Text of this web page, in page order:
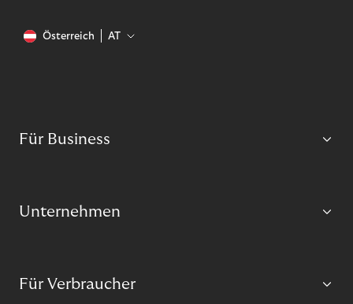
Österreich AT
Für Business
Unternehmen
Für Verbraucher